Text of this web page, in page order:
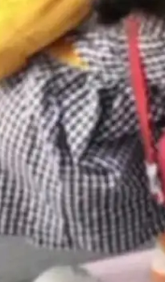
），
级、组织
安全性、
先是数据
场景，公
的需求。
要求较...
。深信服
随着各行
成形态逐
：不只是
时代下，
，以及持
AI算力网关
和成本治
得清、管
从现在开
的结
者之一。
者之一。
家。 Jeff D
离职。 他
Ghema
二十多
的共同
成员，Se
Oriol Vin
面
强
，这一轮
一次补
是杭州无
——一位全
规划步
curl 一行
· GitHu
/ Linu
/ Linu
）在软件工
的主要载
至数百万
载的上下
码历史的
程
：北京一